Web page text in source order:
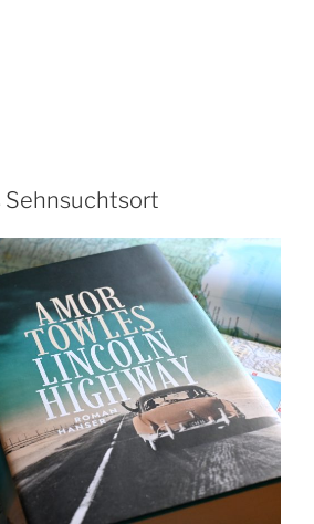
Sehnsuchtsort